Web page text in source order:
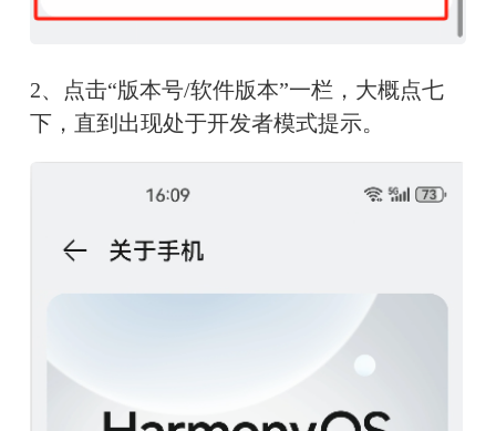
2、点击“版本号/软件版本”一栏，大概点七
下，直到出现处于开发者模式提示。